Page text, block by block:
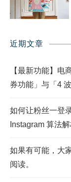
近期文章
【最新功能】电
券功能」与「4
如何让粉丝一登
Instagram 算法
如果有可能，大
阅读。